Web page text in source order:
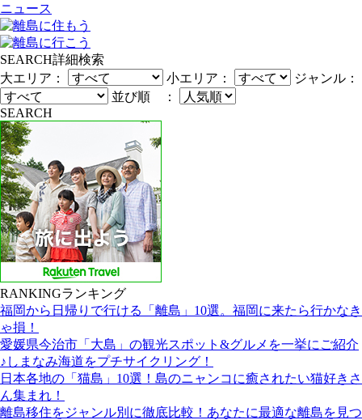
ニュース
SEARCH詳細検索
大エリア：
小エリア：
ジャンル：
並び順 ：
SEARCH
RANKINGランキング
福岡から日帰りで行ける「離島」10選。福岡に来たら行かなき
ゃ損！
愛媛県今治市「大島」の観光スポット&グルメを一挙にご紹介
♪しまなみ海道をプチサイクリング！
日本各地の「猫島」10選！島のニャンコに癒されたい猫好きさ
ん集まれ！
離島移住をジャンル別に徹底比較！あなたに最適な離島を見つ